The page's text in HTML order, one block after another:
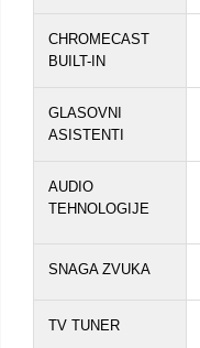
CHROMECAST
BUILT-IN
GLASOVNI
ASISTENTI
AUDIO
TEHNOLOGIJE
SNAGA ZVUKA
TV TUNER